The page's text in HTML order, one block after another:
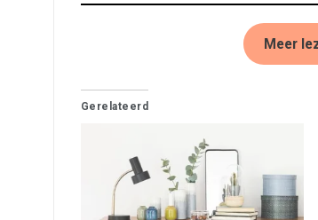
Meer
Gerelateerd